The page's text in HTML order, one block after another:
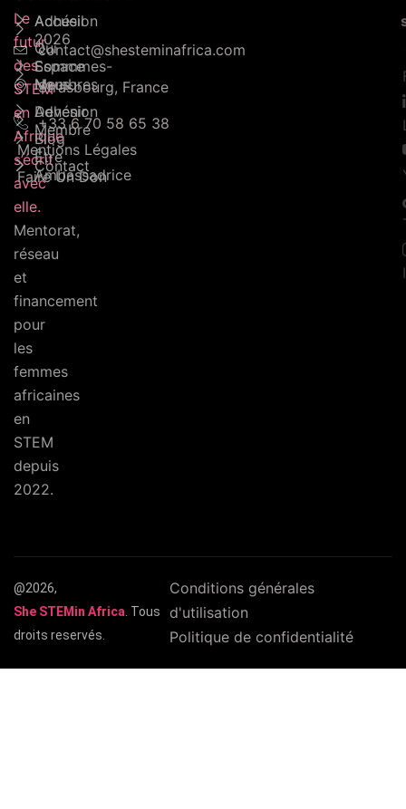
Le
futur
des
STEM
en
Afrique
s’écrit
avec
elle.
Mentorat,
réseau
et
financement
pour
les
femmes
africaines
en
STEM
depuis
2022.
Accueil
Qui
Sommmes-
Nous
Adhésion
Blog
Contact
Adhésion
2026
Espace
Membres
Devenir
Membre
Être
Ambassadrice
contact@shesteminafrica.com
Strasbourg, France
+33 6 70 58 65 38
Mentions Légales
Faire Un Don
@2026,
She STEMin Africa. Tous
droits reservés.
Conditions générales
d'utilisation
Politique de confidentialité